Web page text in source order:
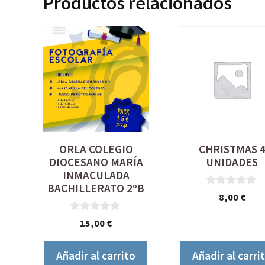
ORLA COLEGIO
DIOCESANO MARÍA
INMACULADA
BACHILLERATO 2ºB
15,00 €
Añadir al carrito
CHRISTMAS 4
UNIDADES
8,00 €
Añadir al